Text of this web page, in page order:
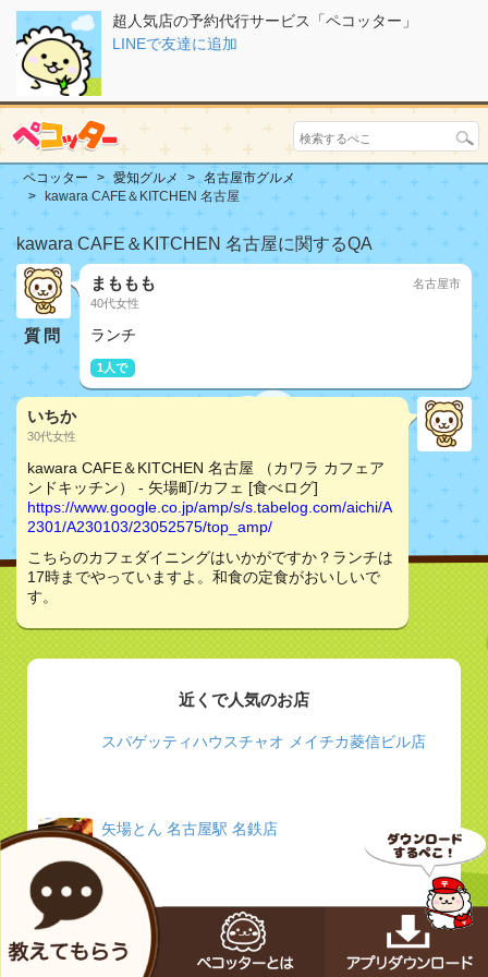
超人気店の予約代行サービス「ペコッター」
LINEで友達に追加
ペコッター 愛知グルメ
名古屋市グルメ
kawara CAFE＆KITCHEN 名古屋
kawara CAFE＆KITCHEN 名古屋に関するQA
質問
まももも
40代女性
名古屋市
ランチ
1人で
いちか
30代女性
kawara CAFE＆KITCHEN 名古屋 （カワラ カフェア
ンドキッチン） - 矢場町/カフェ [食べログ]
https://www.google.co.jp/amp/s/s.tabelog.com/aichi/A
2301/A230103/23052575/top_amp/
こちらのカフェダイニングはいかがですか？ランチは
17時までやっていますよ。和食の定食がおいしいで
す。
近くで人気のお店
スパゲッティハウスチャオ メイチカ菱信ビル店
矢場とん 名古屋駅 名鉄店
イチビキ